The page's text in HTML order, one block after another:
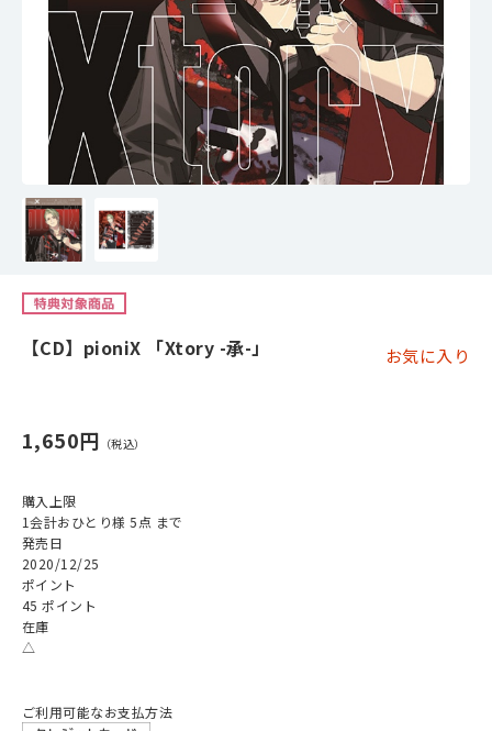
【CD】pioniX 「Xtory -承-」 お気に入り
1,650円
購入上限
1会計おひとり様 5点 まで
発売日
2020/12/25
ポイント
45 ポイント
在庫
△
ご利用可能なお支払方法